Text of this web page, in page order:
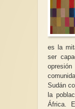
es la
ser
comunidades." Las
Sudán
la
África.